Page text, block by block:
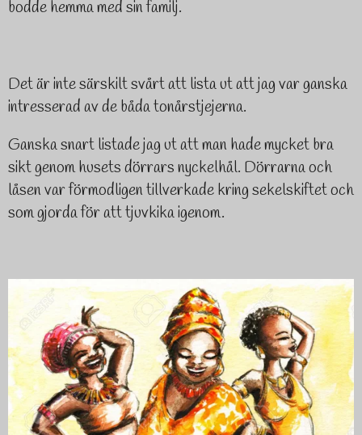
bodde hemma med sin familj.
Det är inte särskilt svårt att lista ut att jag var ganska
intresserad av de båda tonårstjejerna.
Ganska snart listade jag ut att man hade mycket bra
sikt genom husets dörrars nyckelhål. Dörrarna och
låsen var förmodligen tillverkade kring sekelskiftet och
som gjorda för att tjuvkika igenom.